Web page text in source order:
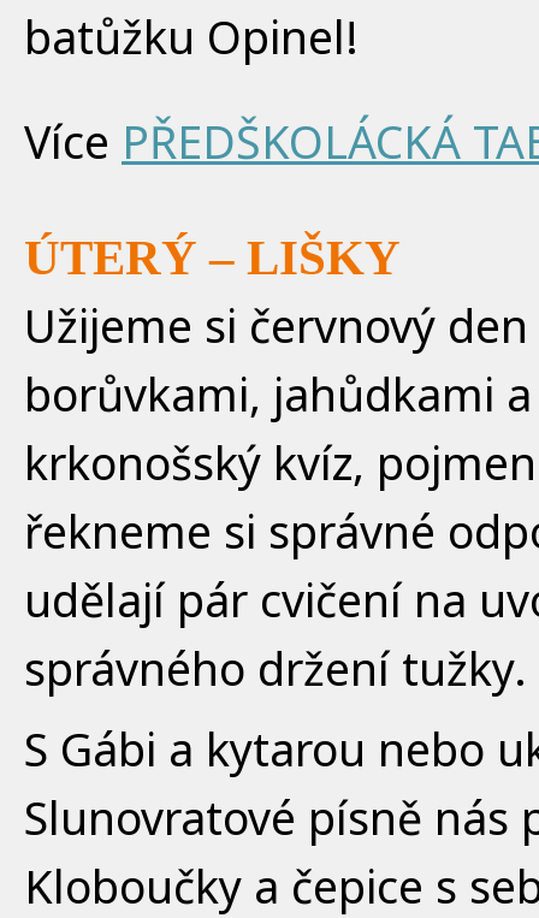
batůžku Opinel!
Více PŘEDŠKOLÁCKÁ
ÚTERÝ – LIŠKY
Užijeme si červnový
borůvkami, jahůdkami
krkonošský kvíz,
řekneme si správné
udělají pár cvičení na
správného držení tužky.
S Gábi a kytarou nebo
Slunovratové písně nás
Kloboučky a čepice s